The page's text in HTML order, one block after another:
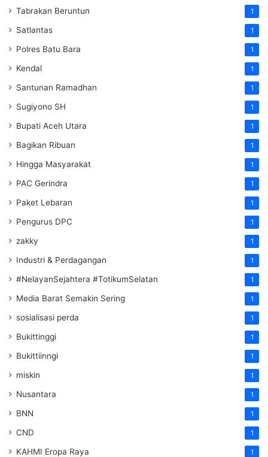
Tabrakan Beruntun 1
Satlantas 1
Polres Batu Bara 1
Kendal 1
Santunan Ramadhan 1
Sugiyono SH 1
Bupati Aceh Utara 1
Bagikan Ribuan 1
Hingga Masyarakat 1
PAC Gerindra 1
Paket Lebaran 1
Pengurus DPC 1
zakky 1
Industri & Perdagangan 1
#NelayanSejahtera #TotikumSelatan 1
Media Barat Semakin Sering 1
sosialisasi perda 1
Bukittinggi 1
Bukittiinngi 1
miskin 1
Nusantara 1
BNN 1
CND 1
KAHMI Eropa Raya 1